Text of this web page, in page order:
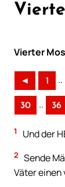
Vierter
◄ 1 ..
30 .. 36
1 Und der
2 Sende
Väter einen